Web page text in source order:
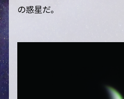
の惑星だ。